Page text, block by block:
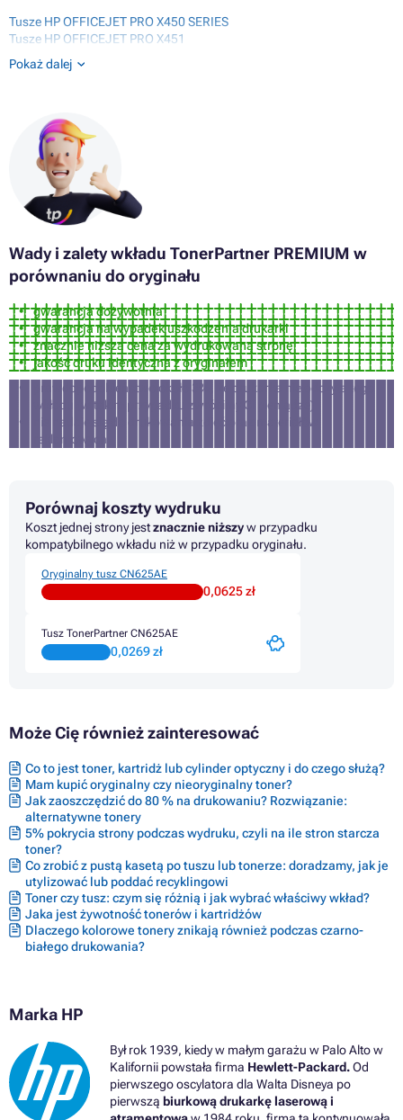
Tusze HP OFFICEJET PRO X450 SERIES
Tusze HP OFFICEJET PRO X451
Tusze HP OFFICEJET PRO X451DN
Tusze HP OFFICEJET PRO X451DW
Tusze HP OFFICEJET PRO X476DN
Tusze HP OFFICEJET PRO X476DW
Tusze HP OFFICEJET PRO X551
Tusze HP OFFICEJET PRO X551DW
Tusze HP OFFICEJET PRO X576
Tusze HP OFFICEJET PRO X576DW
Pokaż dalej
Wady i zalety wkładu TonerPartner PREMIUM w
porównaniu do oryginału
gwarancja dożywotnia
gwarancja na wypadek uszkodzenia drukarki
znacznie niższa cena za wydrukowaną stronę
jakość druku identyczna z oryginałem
prawdopodobieństwo około 3%, że ​​drukarka nie odczyta tego
wkładu (w takim przypadku zwrócimy Ci pieniądze)
nie nadaje się do drukowania zdjęć oraz materiałów
reklamowych
Porównaj koszty wydruku
Koszt jednej strony jestznacznie niższyw przypadku
kompatybilnego wkładu niż w przypadku oryginału.
Oryginalny tusz CN625AE
0,0625 zł
Tusz TonerPartner CN625AE
0,0269 zł
Może Cię również zainteresować
Co to jest toner, kartridż lub cylinder optyczny i do czego służą?
Mam kupić oryginalny czy nieoryginalny toner?
Jak zaoszczędzić do 80 % na drukowaniu? Rozwiązanie:
alternatywne tonery
5% pokrycia strony podczas wydruku, czyli na ile stron starcza
toner?
Co zrobić z pustą kasetą po tuszu lub tonerze: doradzamy, jak je
utylizować lub poddać recyklingowi
Toner czy tusz: czym się różnią i jak wybrać właściwy wkład?
Jaka jest żywotność tonerów i kartridżów
Dlaczego kolorowe tonery znikają również podczas czarno-
białego drukowania?
Marka HP
Był rok 1939, kiedy w małym garażu w Palo Alto w
Kalifornii powstała firma Hewlett-Packard.Od
pierwszego oscylatora dla Walta Disneya po
pierwszą biurkową drukarkę laserową i